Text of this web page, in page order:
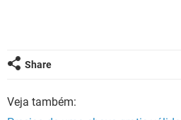
GUIA DE COMPRAS
Share
Veja também: